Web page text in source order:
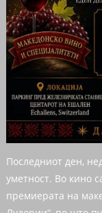
Последниот ден,
уметност. Во кино
премиерата на